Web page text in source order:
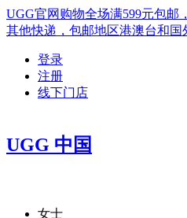
UGG官网购物全场满599元包邮
其他快递，包邮地区港澳台和国
登录
注册
线下门店
UGG 中国
女士